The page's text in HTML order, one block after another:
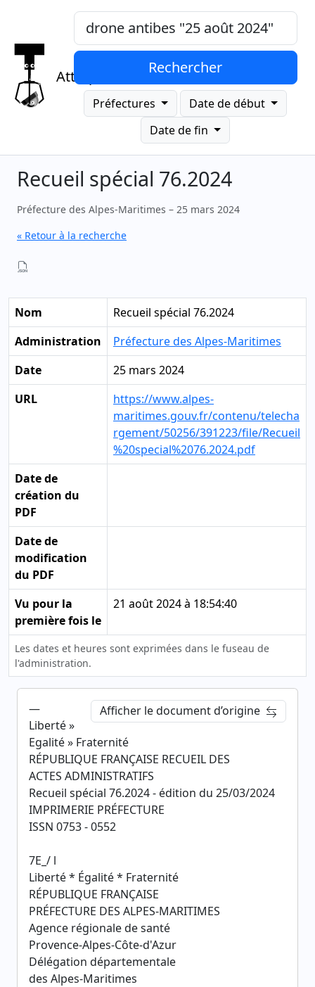
Attrap
Mots-clés, "expression exacte"
Rechercher
Préfectures
Date de début
Date de fin
Recueil spécial 76.2024
Préfecture des Alpes-Maritimes – 25 mars 2024
« Retour à la recherche
Nom
Recueil spécial 76.2024
Administration
Préfecture des Alpes-Maritimes
Date
25 mars 2024
URL
https://www.alpes-
maritimes.gouv.fr/contenu/telecha
rgement/50256/391223/file/Recueil
%20special%2076.2024.pdf
Date de
création du
PDF
Date de
modification
du PDF
Vu pour la
première fois le
21 août 2024 à 18:54:40
Les dates et heures sont exprimées dans le fuseau de
l'administration.
Afficher le document d’origine
—
Liberté »
Egalité » Fraternité
RÉPUBLIQUE FRANÇAISE RECUEIL DES
ACTES ADMINISTRATIFS
Recueil spécial 76.2024 - édition du 25/03/2024
IMPRIMERIE PRÉFECTURE
ISSN 0753 - 0552
7E_/ l
Liberté * Égalité * Fraternité
RÉPUBLIQUE FRANÇAISE
PRÉFECTURE DES ALPES-MARITIMES
Agence régionale de santé
Provence-Alpes-Côte-d'Azur
Délégation départementale
des Alpes-Maritimes